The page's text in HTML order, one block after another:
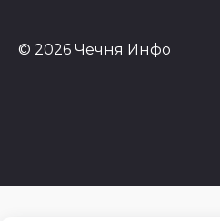
© 2026 Чечня Инфо